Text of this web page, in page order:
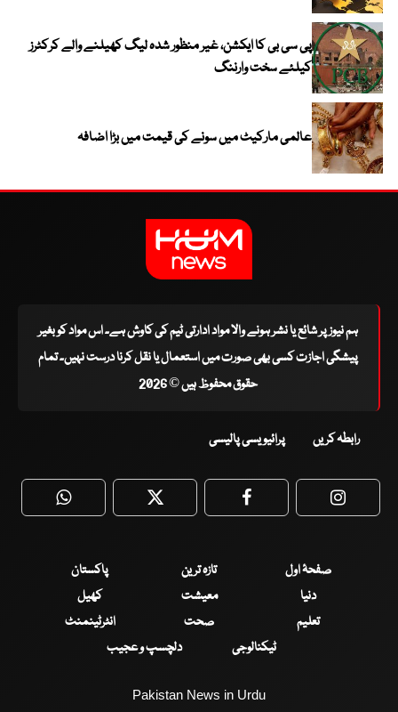
پی سی بی کا ایکشن، غیر منظور شدہ لیگ کھیلنے والے کرکٹرز
کیلئے سخت وارننگ
عالمی مارکیٹ میں سونے کی قیمت میں بڑا اضافہ
ہم نیوز پر شائع یا نشر ہونے والا مواد ادارتی ٹیم کی کاوش ہے۔ اس مواد کو بغیر
پیشگی اجازت کسی بھی صورت میں استعمال یا نقل کرنا درست نہیں۔ تمام
حقوق محفوظ ہیں © 2026
رابطہ کریں پرائیویسی پالیسی
WhatsApp Twitter Facebook
صفحۂ اول تازہ ترین
پاکستان
دنیا
معیشت
کھیل
تعلیم
صحت
انٹرٹینمنٹ
ٹیکنالوجی
دلچسپ و عجیب
Pakistan News in Urdu